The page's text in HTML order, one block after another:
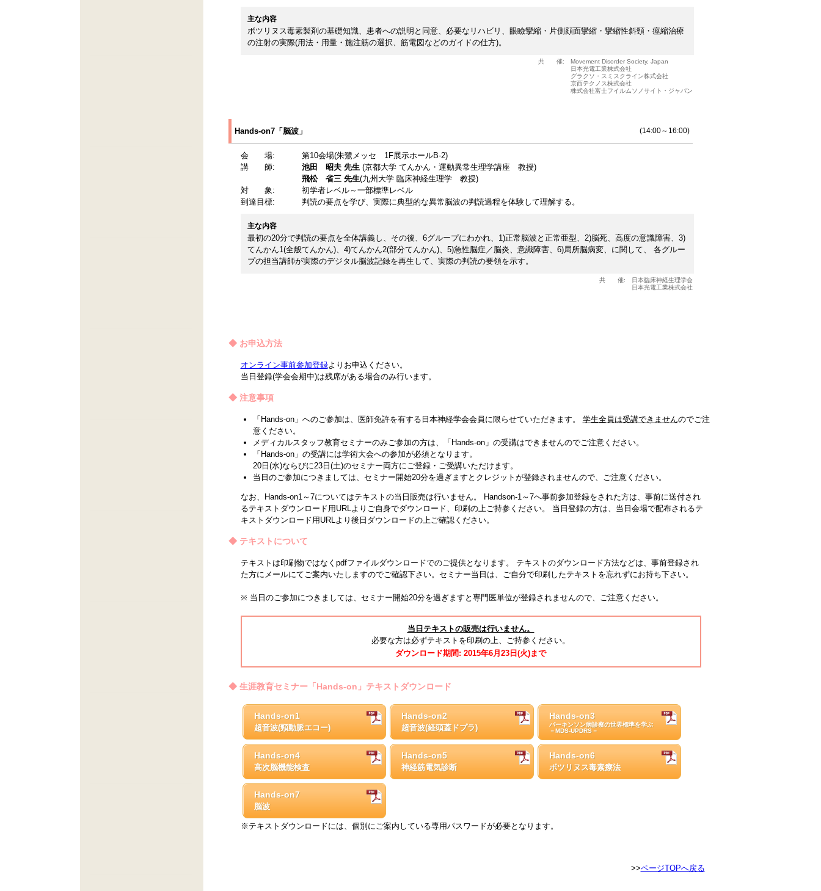
主な内容
ボツリヌス毒素製剤の基礎知識、患者への説明と同意、必要なリハビリ、眼瞼攣縮・片側顔面攣縮・攣縮性斜頸・痙縮治療
の注射の実際(用法・用量・施注筋の選択、筋電図などのガイドの仕方)。
共 催: Movement Disorder Society, Japan
日本光電工業株式会社
グラクソ・スミスクライン株式会社
京西テクノス株式会社
株式会社富士フイルムソノサイト・ジャパン
Hands-on7「脳波」 (14:00～16:00)
会 場:
第10会場(朱鷺メッセ 1F展示ホールB-2)
講 師:
池田 昭夫 先生 (京都大学 てんかん・運動異常生理学講座 教授)
飛松 省三 先生(九州大学 臨床神経生理学 教授)
対 象:
初学者レベル～一部標準レベル
到達目標:
判読の要点を学び、実際に典型的な異常脳波の判読過程を体験して理解する。
主な内容
最初の20分で判読の要点を全体講義し、その後、6グループにわかれ、1)正常脳波と正常亜型、2)脳死、高度の意識障害、3)
てんかん1(全般てんかん)、4)てんかん2(部分てんかん)、5)急性脳症／脳炎、意識障害、6)局所脳病変、に関して、 各グルー
プの担当講師が実際のデジタル脳波記録を再生して、実際の判読の要領を示す。
共 催:
日本臨床神経生理学会
日本光電工業株式会社
◆ お申込方法
オンライン事前参加登録よりお申込ください。
当日登録(学会会期中)は残席がある場合のみ行います。
◆ 注意事項
「Hands-on」へのご参加は、医師免許を有する日本神経学会会員に限らせていただきます。 学生全員は受講できませんのでご注
意ください。
メディカルスタッフ教育セミナーのみご参加の方は、「Hands-on」の受講はできませんのでご注意ください。
「Hands-on」の受講には学術大会への参加が必須となります。
20日(水)ならびに23日(土)のセミナー両方にご登録・ご受講いただけます。
当日のご参加につきましては、セミナー開始20分を過ぎますとクレジットが登録されませんので、ご注意ください。
なお、Hands-on1～7についてはテキストの当日販売は行いません。 Handson-1～7へ事前参加登録をされた方は、事前に送付され
るテキストダウンロード用URLよりご自身でダウンロード、印刷の上ご持参ください。 当日登録の方は、当日会場で配布されるテ
キストダウンロード用URLより後日ダウンロードの上ご確認ください。
◆ テキストについて
テキストは印刷物ではなくpdfファイルダウンロードでのご提供となります。 テキストのダウンロード方法などは、事前登録され
た方にメールにてご案内いたしますのでご確認下さい。セミナー当日は、ご自分で印刷したテキストを忘れずにお持ち下さい。
※ 当日のご参加につきましては、セミナー開始20分を過ぎますと専門医単位が登録されませんので、ご注意ください。
当日テキストの販売は行いません。
必要な方は必ずテキストを印刷の上、ご持参ください。
ダウンロード期間: 2015年6月23日(火)まで
◆ 生涯教育セミナー「Hands-on」テキストダウンロード
Hands-on1
超音波(頸動脈エコー)
Hands-on2
超音波(経頭蓋ドプラ)
Hands-on3
パーキンソン病診察の世界標準を学ぶ
－MDS-UPDRS－
Hands-on4
高次脳機能検査
Hands-on5
神経筋電気診断
Hands-on6
ボツリヌス毒素療法
Hands-on7
脳波
※テキストダウンロードには、個別にご案内している専用パスワードが必要となります。
>>ページTOPへ戻る